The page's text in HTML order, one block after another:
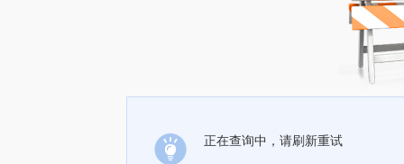
正在查询中，请刷新重试